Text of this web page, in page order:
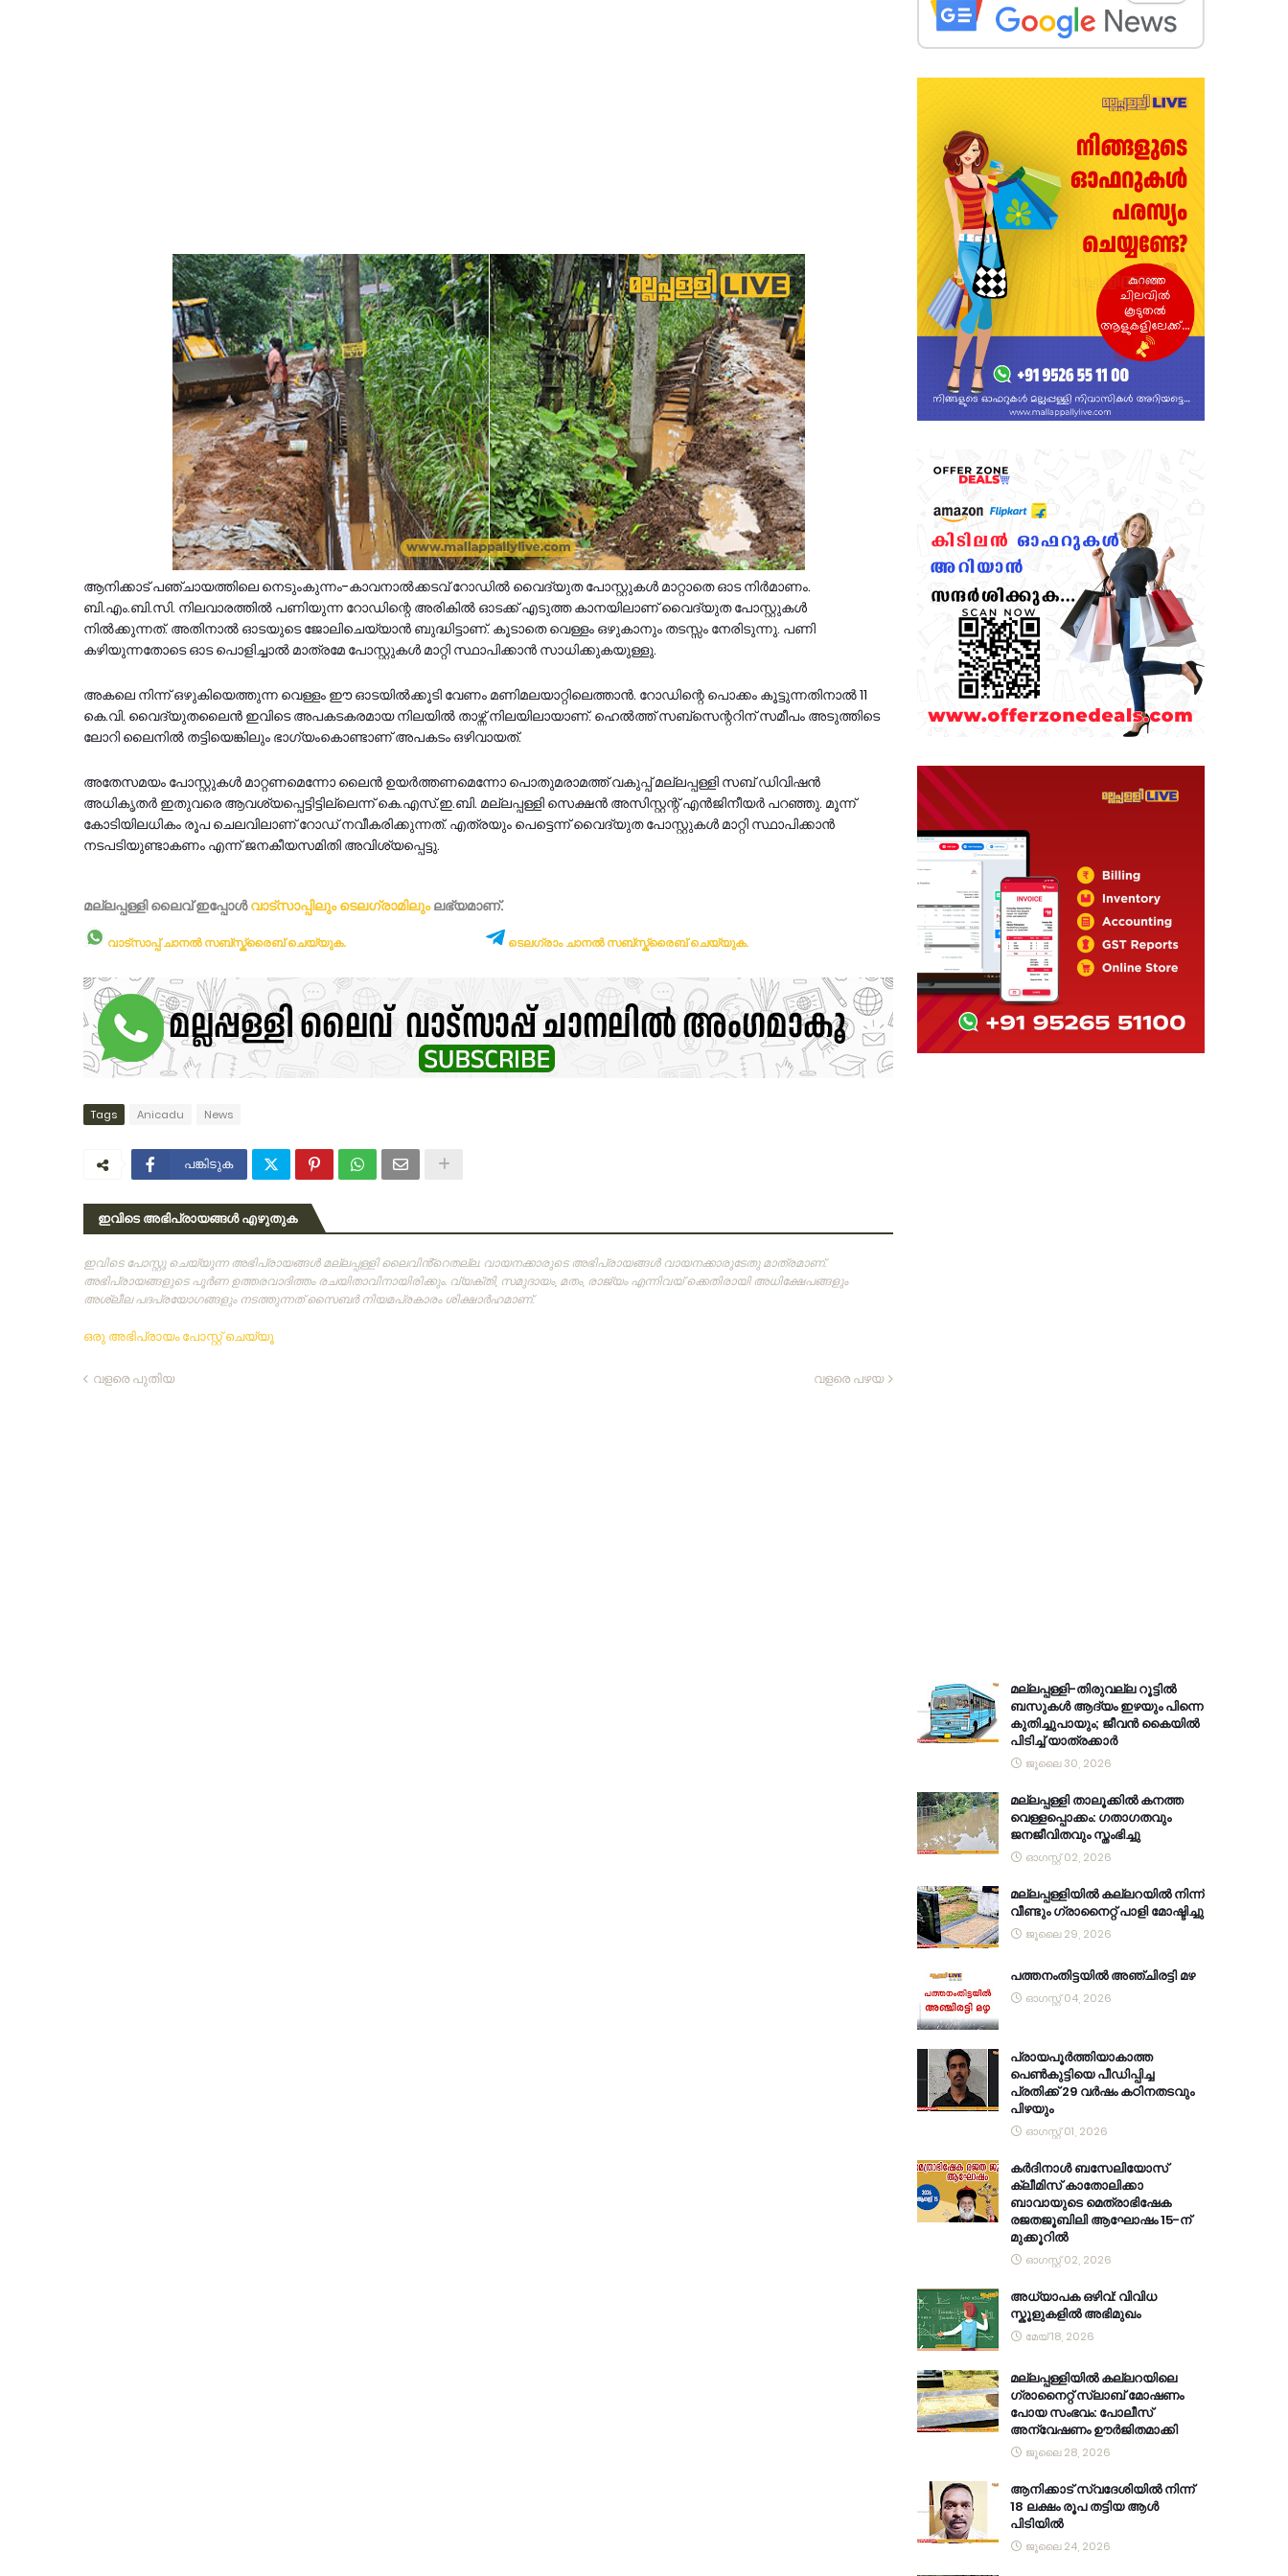
ആനിക്കാട് പഞ്ചായത്തിലെ നെടുംകുന്നം-കാവനാൽക്കടവ് റോഡിൽ വൈദ്യുത പോസ്റ്റുകൾ മാറ്റാതെ ഓട നിർമാണം.
ബി.എം.ബി.സി. നിലവാരത്തിൽ പണിയുന്ന റോഡിന്റെ അരികിൽ ഓടക്ക് എടുത്ത കാനയിലാണ് വൈദ്യുത പോസ്റ്റുകൾ
നിൽക്കുന്നത്. അതിനാൽ ഓടയുടെ ജോലിചെയ്യാൻ ബുദ്ധിട്ടാണ്. കൂടാതെ വെള്ളം ഒഴുകാനും തടസ്സം നേരിടുന്നു. പണി
കഴിയുന്നതോടെ ഓട പൊളിച്ചാൽ മാത്രമേ പോസ്റ്റുകൾ മാറ്റി സ്ഥാപിക്കാൻ സാധിക്കുകയുള്ളു.
അകലെ നിന്ന് ഒഴുകിയെത്തുന്ന വെള്ളം ഈ ഓടയിൽക്കൂടി വേണം മണിമലയാറ്റിലെത്താൻ. റോഡിന്റെ പൊക്കം കൂട്ടുന്നതിനാൽ 11
കെ.വി. വൈദ്യുതലൈൻ ഇവിടെ അപകടകരമായ നിലയിൽ താഴ്ന്ന് നിലയിലായാണ്. ഹെൽത്ത് സബ്‌സെന്ററിന് സമീപം അടുത്തിടെ
ലോറി ലൈനിൽ തട്ടിയെങ്കിലും ഭാഗ്യംകൊണ്ടാണ് അപകടം ഒഴിവായത്.
അതേസമയം പോസ്റ്റുകൾ മാറ്റണമെന്നോ ലൈൻ ഉയർത്തണമെന്നോ പൊതുമരാമത്ത് വകുപ്പ് മല്ലപ്പള്ളി സബ് ഡിവിഷൻ
അധികൃതർ ഇതുവരെ ആവശ്യപ്പെട്ടിട്ടില്ലെന്ന് കെ.എസ്.ഇ.ബി. മല്ലപ്പള്ളി സെക്ഷൻ അസിസ്റ്റന്റ് എൻജിനീയർ പറഞ്ഞു. മൂന്ന്
കോടിയിലധികം രൂപ ചെലവിലാണ് റോഡ് നവീകരിക്കുന്നത്. എത്രയും പെട്ടെന്ന് വൈദ്യുത പോസ്റ്റുകൾ മാറ്റി സ്ഥാപിക്കാൻ
നടപടിയുണ്ടാകണം എന്ന് ജനകീയസമിതി അവിശ്യപ്പെട്ടു.
മല്ലപ്പള്ളി ലൈവ് ഇപ്പോള്‍വാട്സാപ്പിലും ടെലഗ്രാമിലുംലഭ്യമാണ്‌.
വാട്സാപ്പ് ചാനൽ സബ്സ്ക്രൈബ് ചെയ്യുക. ടെലഗ്രാം ചാനൽ സബ്സ്ക്രൈബ് ചെയ്യുക.
Tags Anicadu News
പങ്കിടുക
ഇവിടെ അഭിപ്രായങ്ങൾ എഴുതുക
ഇവിടെ പോസ്റ്റു ചെയ്യുന്ന അഭിപ്രായങ്ങള്‍ മല്ലപ്പള്ളി ലൈവിൻ്റെതല്ല. വായനക്കാരുടെ അഭിപ്രായങ്ങള്‍ വായനക്കാരുടേതു മാത്രമാണ്‌.
അഭിപ്രായങ്ങളുടെ പൂര്‍ണ ഉത്തരവാദിത്തം രചയിതാവിനായിരിക്കും. വ്യക്തി, സമുദായം, മതം, രാജ്യം എന്നിവയ് ക്കെതിരായി അധിക്ഷേപങ്ങളും
അശ്ലീല പദപ്രയോഗങ്ങളും നടത്തുന്നത്‌ സൈബര്‍ നിയമപ്രകാരം ശിക്ഷാര്‍ഹമാണ്‌.
ഒരു അഭിപ്രായം പോസ്റ്റ് ചെയ്യൂ
വളരെ പുതിയ വളരെ പഴയ
മല്ലപ്പള്ളി-തിരുവല്ല റൂട്ടിൽ
ബസുകൾ ആദ്യം ഇഴയും പിന്നെ
കുതിച്ചുപായും; ജീവൻ കൈയിൽ
പിടിച്ച് യാത്രക്കാർ
ജൂലൈ 30, 2026
മല്ലപ്പള്ളി താലൂക്കിൽ കനത്ത
വെള്ളപ്പൊക്കം: ഗതാഗതവും
ജനജീവിതവും സ്തംഭിച്ചു
ഓഗസ്റ്റ് 02, 2026
മല്ലപ്പള്ളിയിൽ കല്ലറയിൽ നിന്ന്
വീണ്ടും ഗ്രാനൈറ്റ് പാളി മോഷ്ടിച്ചു
ജൂലൈ 29, 2026
പത്തനംതിട്ടയിൽ അഞ്ചിരട്ടി മഴ
ഓഗസ്റ്റ് 04, 2026
പ്രായപൂർത്തിയാകാത്ത
പെൺകുട്ടിയെ പീഡിപ്പിച്ച
പ്രതിക്ക് 29 വർഷം കഠിനതടവും
പിഴയും
ഓഗസ്റ്റ് 01, 2026
കര്‍ദിനാള്‍ ബസേലിയോസ്
ക്ലീമിസ് കാതോലിക്കാ
ബാവായുടെ മെത്രാഭിഷേക
രജതജൂബിലി ആഘോഷം 15-ന്
മുക്കൂറില്‍
ഓഗസ്റ്റ് 02, 2026
അധ്യാപക ഒഴിവ്: വിവിധ
സ്കൂളുകളിൽ അഭിമുഖം
മേയ് 18, 2026
മല്ലപ്പള്ളിയിൽ കല്ലറയിലെ
ഗ്രാനൈറ്റ് സ്ലാബ് മോഷണം
പോയ സംഭവം: പോലീസ്
അന്വേഷണം ഊർജിതമാക്കി
ജൂലൈ 28, 2026
ആനിക്കാട് സ്വദേശിയിൽ നിന്ന്
18 ലക്ഷം രൂപ തട്ടിയ ആൾ
പിടിയിൽ
ജൂലൈ 24, 2026